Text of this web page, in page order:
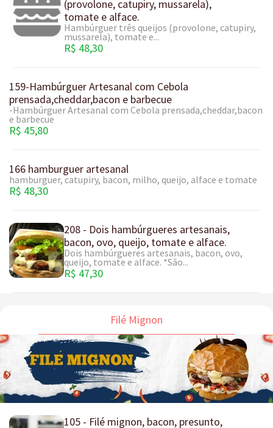
tomate e alface.
Hambúrguer três queijos (provolone, catupiry,
mussarela), tomate e...
R$ 48,30
159-Hambúrguer Artesanal com Cebola
prensada,cheddar,bacon e barbecue
-Hambúrguer Artesanal com Cebola prensada,cheddar,bacon
e barbecue
R$ 45,80
166 hamburguer artesanal
hamburguer, catupiry, bacon, milho, queijo, alface e tomate
R$ 48,30
208 - Dois hambúrgueres artesanais,
bacon, ovo, queijo, tomate e alface.
Dois hambúrgueres artesanais, bacon, ovo,
queijo, tomate e alface. *São...
R$ 47,30
Filé Mignon
105 - Filé mignon, bacon, presunto,